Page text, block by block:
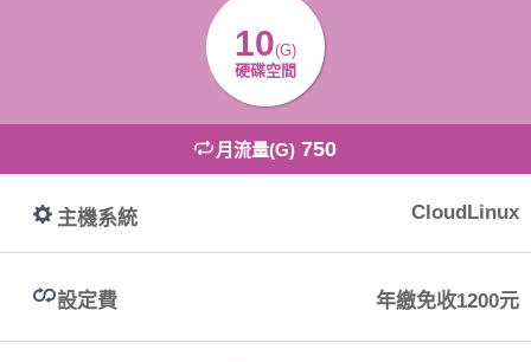
10(G)
硬碟空間
月流量(G) 750
主機系統 CloudLinux
設定費 年繳免收1200元